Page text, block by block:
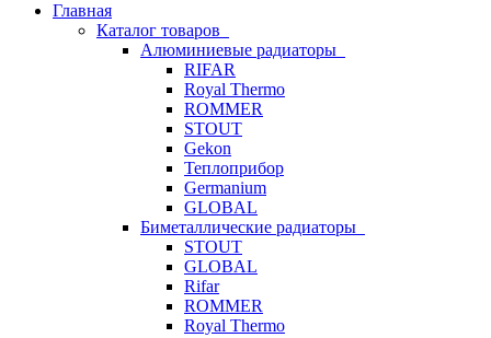
Главная
Каталог товаров
Алюминиевые радиаторы
RIFAR
Royal Thermo
ROMMER
STOUT
Gekon
Теплоприбор
Germanium
GLOBAL
Биметаллические радиаторы
STOUT
GLOBAL
Rifar
ROMMER
Royal Thermo